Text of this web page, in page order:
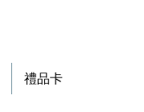
禮品卡